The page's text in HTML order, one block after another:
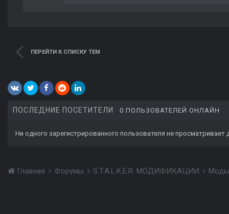
ПЕРЕЙТИ К СПИСКУ ТЕМ
ПОСЛЕДНИЕ ПОСЕТИТЕЛИ 0 ПОЛЬЗОВАТЕЛЕЙ ОНЛАЙН
Ни одного зарегистрированного пользователя не просматривает
Главная Форумы S.T.A.L.K.E.R. МОДИФИКАЦИИ